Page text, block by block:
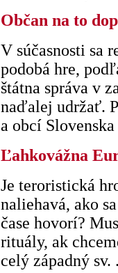
Občan na to
V súčasnosti sa
podobá hre,
štátna správa v
naďalej udržať.
a obcí
Ľahkovážna
Je teroristická
naliehavá, ako
čase hovorí?
rituály, ak
celý západný sv.